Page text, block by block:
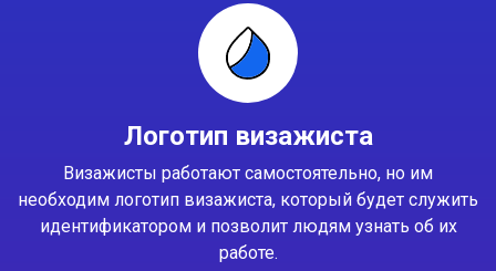
Логотип визажиста
Визажисты работают самостоятельно, но им
необходим логотип визажиста, который будет служить
идентификатором и позволит людям узнать об их
работе.